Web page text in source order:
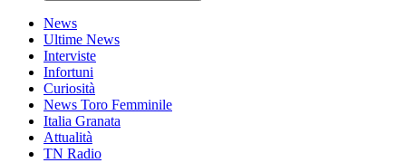
News
Ultime News
Interviste
Infortuni
Curiosità
News Toro Femminile
Italia Granata
Attualità
TN Radio